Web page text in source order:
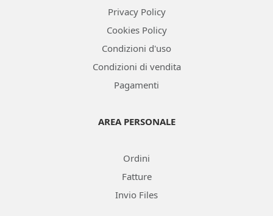
Privacy Policy
Cookies Policy
Condizioni d'uso
Condizioni di vendita
Pagamenti
AREA PERSONALE
Ordini
Fatture
Invio Files